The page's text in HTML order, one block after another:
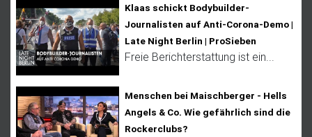
Klaas schickt Bodybuilder-
Journalisten auf Anti-Corona-Demo |
Late Night Berlin | ProSieben
Freie Berichterstattung ist ein...
Menschen bei Maischberger - Hells
Angels & Co. Wie gefährlich sind die
Rockerclubs?